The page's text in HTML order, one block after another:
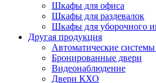
Шкафы для офиса
Шкафы для раздевалок
Шкафы для уборочного
Другая продукция
Автоматические
Бронированные двери
Видеонаблюдение
Двери КХО